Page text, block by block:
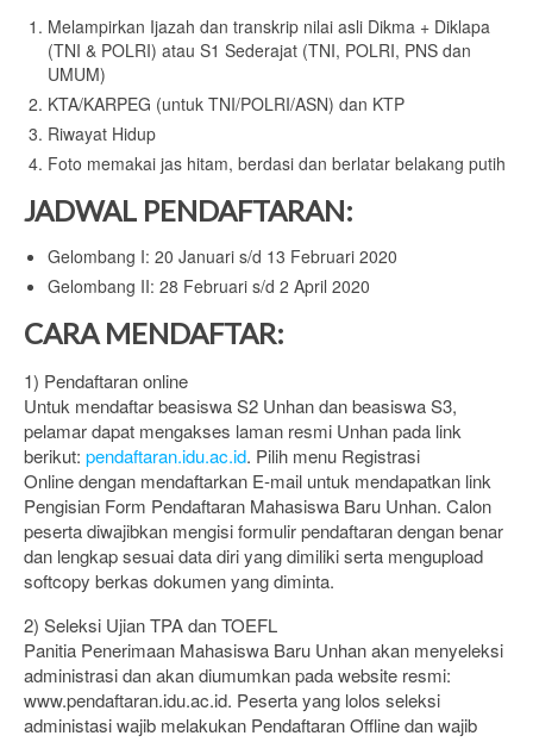
Melampirkan Ijazah dan transkrip nilai asli Dikma + Diklapa
(TNI & POLRI) atau S1 Sederajat (TNI, POLRI, PNS dan
UMUM)
KTA/KARPEG (untuk TNI/POLRI/ASN) dan KTP
Riwayat Hidup
Foto memakai jas hitam, berdasi dan berlatar belakang putih
JADWAL PENDAFTARAN:
Gelombang I: 20 Januari s/d 13 Februari 2020
Gelombang II: 28 Februari s/d 2 April 2020
CARA MENDAFTAR:
1) Pendaftaran online
Untuk mendaftar beasiswa S2 Unhan dan beasiswa S3,
pelamar dapat mengakses laman resmi Unhan pada link
berikut: pendaftaran.idu.ac.id. Pilih menu Registrasi
Online dengan mendaftarkan E-mail untuk mendapatkan link
Pengisian Form Pendaftaran Mahasiswa Baru Unhan. Calon
peserta diwajibkan mengisi formulir pendaftaran dengan benar
dan lengkap sesuai data diri yang dimiliki serta mengupload
softcopy berkas dokumen yang diminta.
2) Seleksi Ujian TPA dan TOEFL
Panitia Penerimaan Mahasiswa Baru Unhan akan menyeleksi
administrasi dan akan diumumkan pada website resmi:
www.pendaftaran.idu.ac.id. Peserta yang lolos seleksi
administasi wajib melakukan Pendaftaran Offline dan wajib